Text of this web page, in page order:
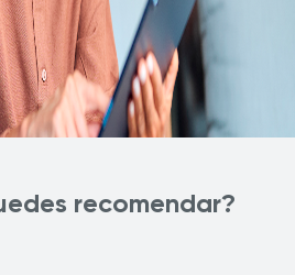
recomendar?